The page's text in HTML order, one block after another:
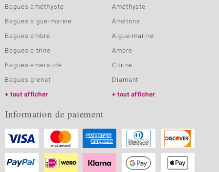
Bagues améthyste
Bagues aigue-marine
Bagues ambre
Bagues citrine
Bagues emeraude
Bagues grenat
tout afficher
Améthyste
Amétrine
Aigue-marine
Ambre
Citrine
Diamant
tout afficher
Information de paiement